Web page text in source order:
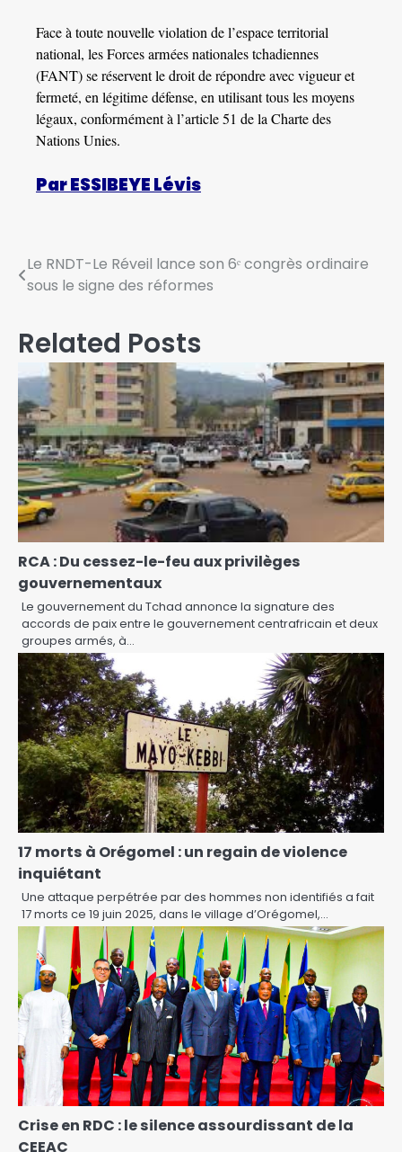
Face à toute nouvelle violation de l’espace territorial
national, les Forces armées nationales tchadiennes
(FANT) se réservent le droit de répondre avec vigueur et
fermeté, en légitime défense, en utilisant tous les moyens
légaux, conformément à l’article 51 de la Charte des
Nations Unies.
Par ESSIBEYE Lévis
Le RNDT-Le Réveil lance son 6ᵉ congrès ordinaire
sous le signe des réformes
Related Posts
RCA : Du cessez-le-feu aux privilèges
gouvernementaux
Le gouvernement du Tchad annonce la signature des
accords de paix entre le gouvernement centrafricain et deux
groupes armés, à…
17 morts à Orégomel : un regain de violence
inquiétant
Une attaque perpétrée par des hommes non identifiés a fait
17 morts ce 19 juin 2025, dans le village d’Orégomel,…
Crise en RDC : le silence assourdissant de la
CEEAC